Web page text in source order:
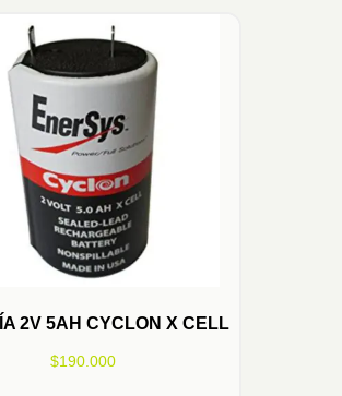
2V 5AH CYCLON X CELL
$190.000